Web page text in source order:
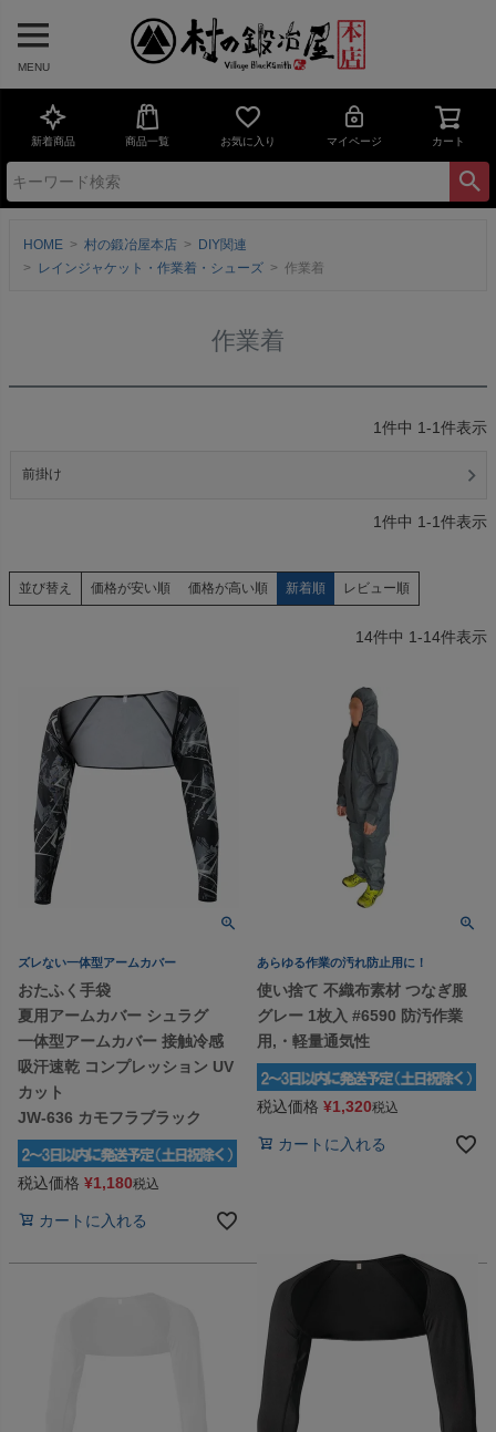
MENU
新着商品 商品一覧 お気に入り マイページ カート
HOME 村の鍛冶屋本店
DIY関連
レインジャケット・作業着・シューズ
作業着
作業着
1件中 1-1件表示
前掛け
1件中 1-1件表示
並び替え 価格が安い順 価格が高い順 新着順 レビュー順
14件中 1-14件表示
ズレない一体型アームカバー
おたふく手袋
夏用アームカバー シュラグ
一体型アームカバー 接触冷感
吸汗速乾 コンプレッション UV
カット
JW-636 カモフラブラック
税込価格 ¥1,180税込
カートに入れる
あらゆる作業の汚れ防止用に！
使い捨て 不織布素材 つなぎ服
グレー 1枚入 #6590 防汚作業
用,・軽量通気性
税込価格 ¥1,320税込
カートに入れる